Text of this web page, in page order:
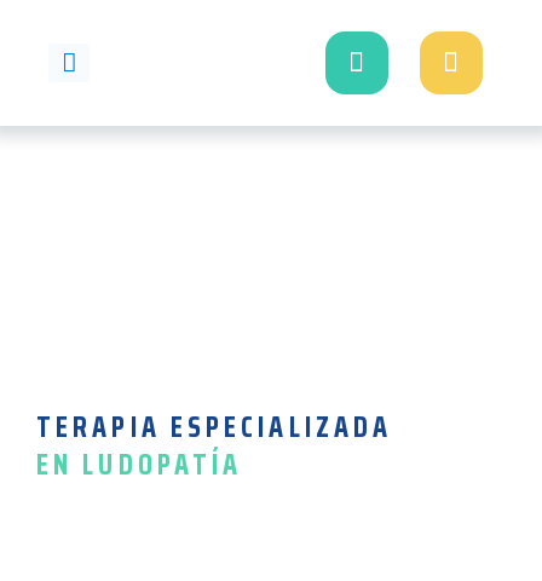
contenido
TERAPIA ESPECIALIZADA
EN LUDOPATÍA